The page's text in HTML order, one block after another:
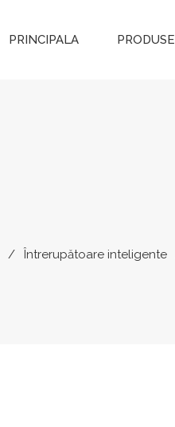
PRINCIPALA PRODUSE
Întrerupătoare inteligente